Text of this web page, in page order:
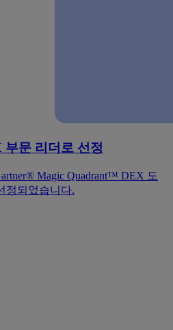
부문 리더로 선정
Magic Quadrant™ DEX 도
정되었습니다.